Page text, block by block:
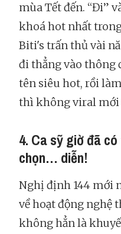
mùa Tết đến. “Đi”
khoá hot nhất
Biti's trấn thủ vài
đi thẳng vào thông
tên siêu hot, rồi
thì không viral mới
4. Ca sỹ giờ đã
chọn… diễn!
Nghị định 144 mới
về hoạt động nghệ
không hẳn là